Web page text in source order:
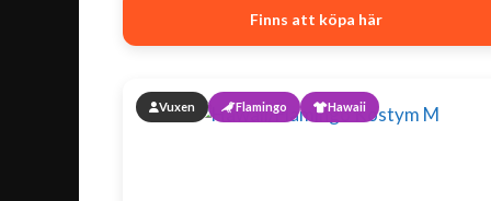
Finns att köpa här
Vuxen Flamingo Hawaii